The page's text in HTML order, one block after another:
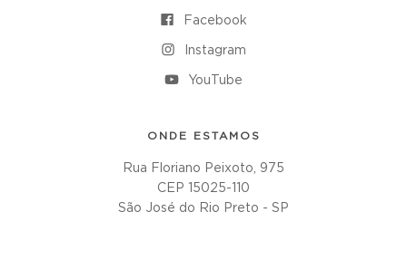
Facebook
Instagram
YouTube
ONDE ESTAMOS
Rua Floriano Peixoto, 975
CEP 15025-110
São José do Rio Preto - SP